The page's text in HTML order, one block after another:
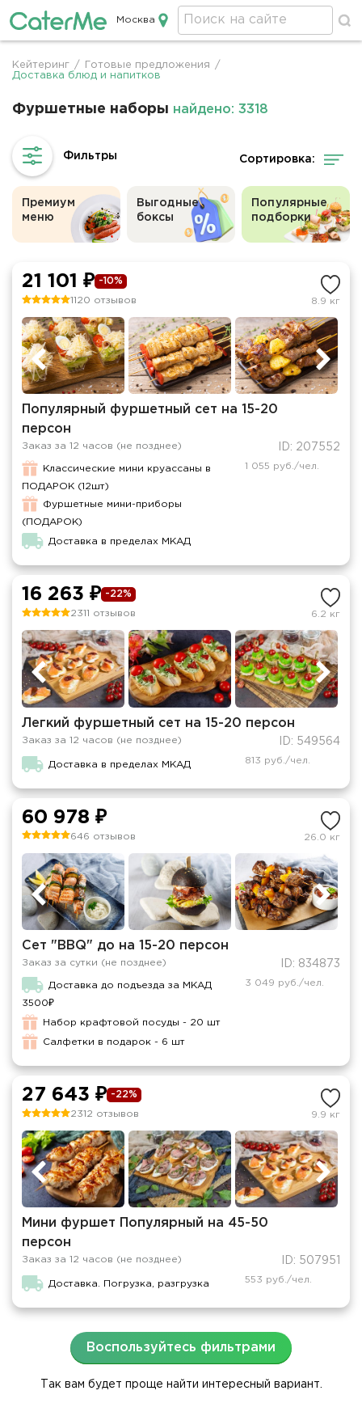
Кейтеринг в Москве
Москва
Строка
Кейтеринг / Готовые предложения
/
Доставка блюд и напитков
Фуршетные наборы найдено: 3318
Сортировка:
Премиум
меню
Выгодные
боксы
Популярные
подборки
21 101 ₽ -10%
1120 отзывов 8.9 кг
Популярный фуршетный сет на 15-20
персон
Заказ за 12 часов (не позднее) ID: 207552
Классические мини круассаны в
ПОДАРОК (12шт)
Фуршетные мини-приборы
(ПОДАРОК)
Доставка в пределах МКАД
1 055 руб./чел.
16 263 ₽ -22%
2311 отзывов 6.2 кг
Легкий фуршетный сет на 15-20 персон
Заказ за 12 часов (не позднее) ID: 549564
Доставка в пределах МКАД 813 руб./чел.
60 978 ₽
646 отзывов 26.0 кг
Сет "BBQ" до на 15-20 персон
Заказ за сутки (не позднее) ID: 834873
Доставка до подъезда за МКАД
3500₽
Набор крафтовой посуды - 20 шт
Салфетки в подарок - 6 шт
3 049 руб./чел.
27 643 ₽ -22%
2312 отзывов 9.9 кг
Мини фуршет Популярный на 45-50
персон
Заказ за 12 часов (не позднее) ID: 507951
Доставка. Погрузка, разгрузка 553 руб./чел.
Воспользуйтесь фильтрами
Так вам будет проще найти интересный вариант.